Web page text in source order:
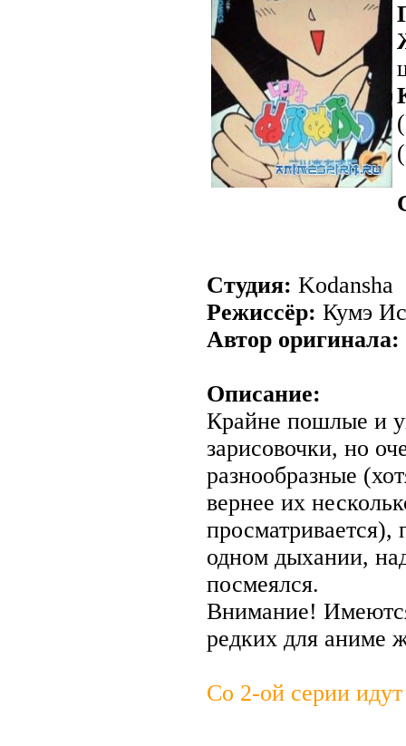
Студия: Kodansha
Режиссёр: Кумэ
Автор оригинала:
Описание:
Крайне пошлые и
зарисовочки, но
разнообразные
вернее их
просматривается),
одном дыхании,
посмеялся.
Внимание!
редких для аниме
Со 2-ой серии